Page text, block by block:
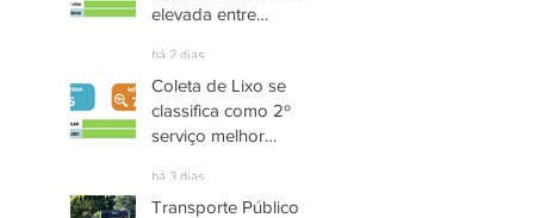
elevada entre
há 2 dias
Coleta de Lixo se
classifica como 2º
serviço melhor
de Parnaíba
há 3 dias
Transporte Público